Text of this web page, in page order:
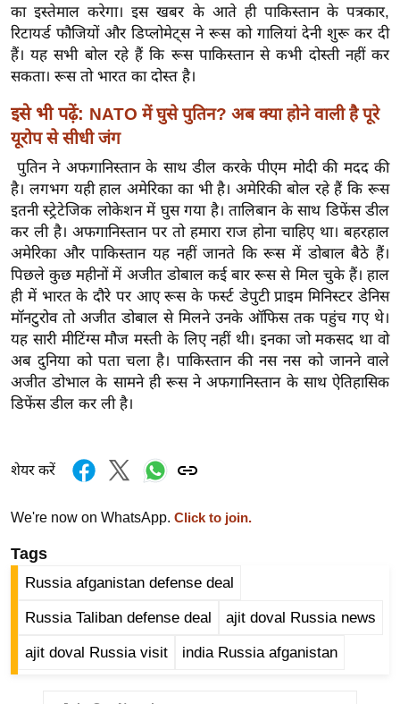
श
ख्सि
य
त
यं
ग
इं
डि
या
सा
हि
त्य
ज
ग
त
ऑ
टो
न्यू
ब्री
नो
रं
न
का इस्तेमाल करेगा। इस खबर के आते ही पाकिस्तान के पत्रकार,
रिटायर्ड फौजियों और डिप्लोमेट्स ने रूस को गालियां देनी शुरू कर दी
हैं। यह सभी बोल रहे हैं कि रूस पाकिस्तान से कभी दोस्ती नहीं कर
सकता। रूस तो भारत का दोस्त है।
इसे भी पढ़ें: NATO में घुसे पुतिन? अब क्या होने वाली है पूरे
यूरोप से सीधी जंग
पुतिन ने अफगानिस्तान के साथ डील करके पीएम मोदी की मदद की
है। लगभग यही हाल अमेरिका का भी है। अमेरिकी बोल रहे हैं कि रूस
इतनी स्ट्रेटेजिक लोकेशन में घुस गया है। तालिबान के साथ डिफेंस डील
कर ली है। अफगानिस्तान पर तो हमारा राज होना चाहिए था। बहरहाल
अमेरिका और पाकिस्तान यह नहीं जानते कि रूस में डोबाल बैठे हैं।
पिछले कुछ महीनों में अजीत डोबाल कई बार रूस से मिल चुके हैं। हाल
ही में भारत के दौरे पर आए रूस के फर्स्ट डेपुटी प्राइम मिनिस्टर डेनिस
मॉनटुरोव तो अजीत डोबाल से मिलने उनके ऑफिस तक पहुंच गए थे।
यह सारी मीटिंग्स मौज मस्ती के लिए नहीं थी। इनका जो मकसद था वो
अब दुनिया को पता चला है। पाकिस्तान की नस नस को जानने वाले
अजीत डोभाल के सामने ही रूस ने अफगानिस्तान के साथ ऐतिहासिक
डिफेंस डील कर ली है।
शेयर करें
We're now on WhatsApp. Click to join.
Tags
Russia afganistan defense deal
Russia Taliban defense deal ajit doval Russia news
ajit doval Russia visit india Russia afganistan